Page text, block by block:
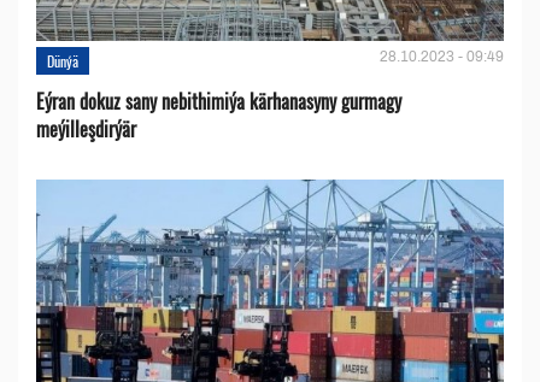
Dünýä 28.10.2023 - 09:49
Eýran dokuz sany nebithimiýa kärhanasyny gurmagy
meýilleşdirýär